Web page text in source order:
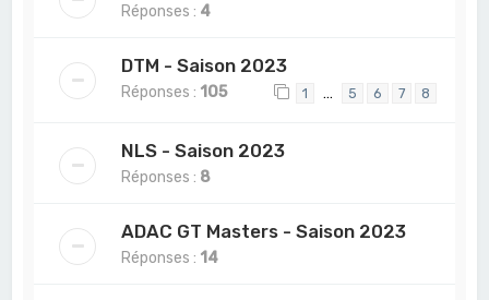
Réponses : 4
DTM - Saison 2023
Réponses : 105 1 … 5 6 7 8
NLS - Saison 2023
Réponses : 8
ADAC GT Masters - Saison 2023
Réponses : 14